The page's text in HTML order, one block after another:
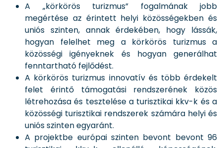
A „körkörös turizmus” fogalmának jobb
megértése az érintett helyi közösségekben és
uniós szinten, annak érdekében, hogy lássák,
hogyan felelhet meg a körkörös turizmus a
közösségi igényeknek és hogyan generálhat
fenntartható fejlődést.
A körkörös turizmus innovatív és több érdekelt
felet érintő támogatási rendszerének közös
létrehozása és tesztelése a turisztikai kkv-k és a
közösségi turisztikai rendszerek számára helyi és
uniós szinten egyaránt.
A projektbe európai szinten bevont bevont 96